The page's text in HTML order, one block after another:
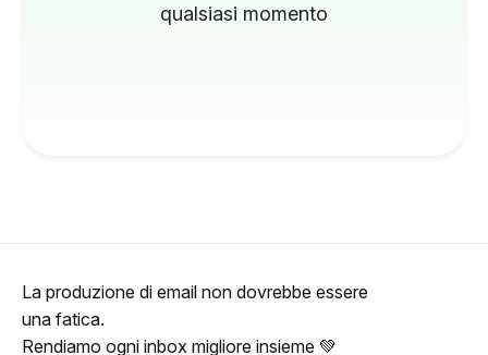
qualsiasi momento
La produzione di email non dovrebbe essere
una fatica.
Rendiamo ogni inbox migliore insieme 💚